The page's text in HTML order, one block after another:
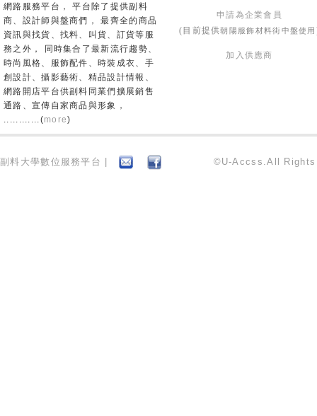
網路服務平台， 平台除了提供副料
商、設計師與盤商們， 最齊全的商品
資訊與找貨、找料、叫貨、訂貨等服
務之外， 同時集合了最新流行趨勢、
時尚風格、服飾配件、時裝成衣、手
創設計、攝影藝術、精品設計情報、
網路開店平台供副料同業們擴展銷售
通路、宣傳自家商品與形象，
............(more)
申請為企業會員
(目前提供朝陽服飾材料街中盤使用
加入供應商
副料大學數位服務平台 | ©U-Accss.All Rights